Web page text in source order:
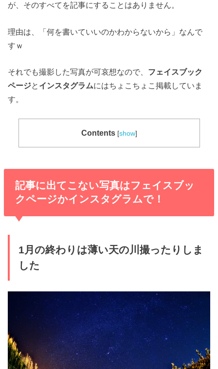
が、そのすべてを記事にすることはありません。
理由は、「何を書いていいのかわからないから」なんで
すｗ
それでも撮影した写真が可哀想なので、 フェイスブック
ページと インスタグラムにはちょこちょこ掲載していま
す。
Contents [show]
記事に出てこない写真はフェイスブッ
クページかインスタグラムで！
1月の終わりは薄い天の川撮ったりしま
した